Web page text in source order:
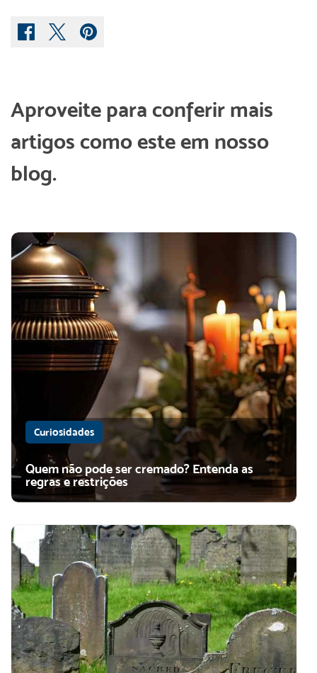
Aproveite para conferir mais
artigos como este em nosso
blog.
Curiosidades
Quem não pode ser cremado? Entenda as
regras e restrições